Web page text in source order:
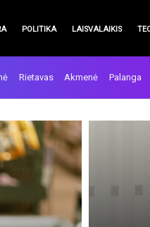
POLITIKA LAISVALAIKIS
Rietavas Akmenė Palanga